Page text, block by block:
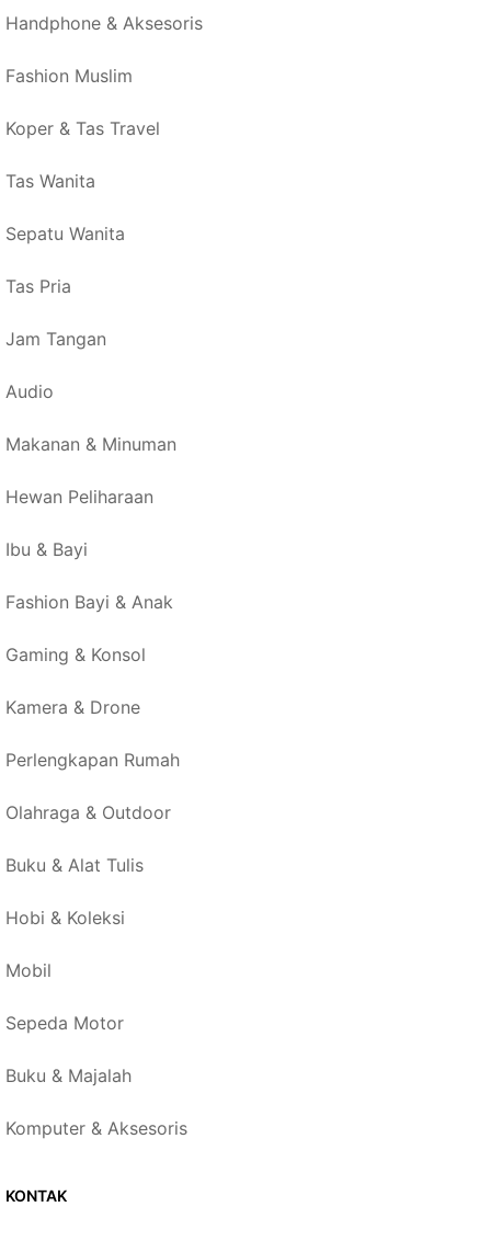
Handphone & Aksesoris
Fashion Muslim
Koper & Tas Travel
Tas Wanita
Sepatu Wanita
Tas Pria
Jam Tangan
Audio
Makanan & Minuman
Hewan Peliharaan
Ibu & Bayi
Fashion Bayi & Anak
Gaming & Konsol
Kamera & Drone
Perlengkapan Rumah
Olahraga & Outdoor
Buku & Alat Tulis
Hobi & Koleksi
Mobil
Sepeda Motor
Buku & Majalah
Komputer & Aksesoris
KONTAK